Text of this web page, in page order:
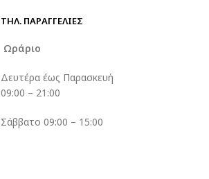
ΤΗΛ. ΠΑΡΑΓΓΕΛΊΕΣ
Ωράριο
Δευτέρα έως Παρασκευή
09:00 – 21:00
Σάββατο 09:00 – 15:00